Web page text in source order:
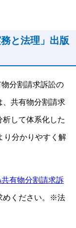
と法理」出版
分割請求訴訟の
、共有物分割請求
して体系化した
り分かりやすく解
有物分割請求訴
めください。※法